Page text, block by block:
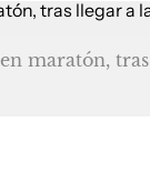
maratón, tras